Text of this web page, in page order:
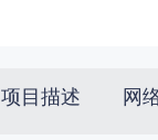
项目描述 网